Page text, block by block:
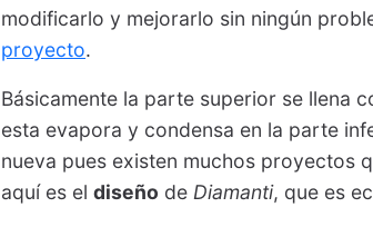
modificarlo y mejorarlo sin ningún
proyecto.
Básicamente la parte superior se llena
esta evapora y condensa en la parte
nueva pues existen muchos proyectos
aquí es el diseño de Diamanti, que es